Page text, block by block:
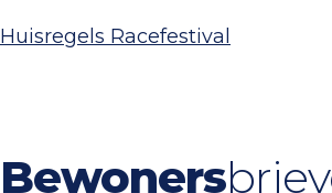
Huisregels Racefestival
Bewoners